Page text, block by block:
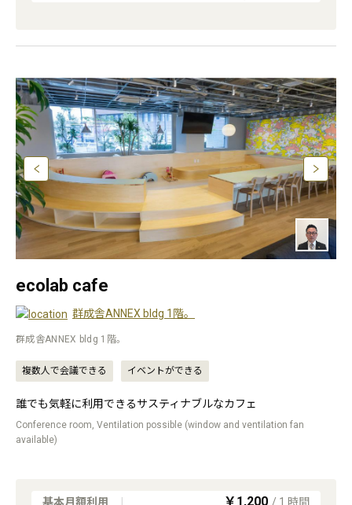
ecolab cafe
群成舎ANNEX bldg 1階。
群成舎ANNEX bldg 1階。
複数人で会議できる イベントができる
誰でも気軽に利用できるサスティナブルなカフェ
Conference room, Ventilation possible (window and ventilation fan
available)
基本月額利用 ￥1,200 / 1 時間